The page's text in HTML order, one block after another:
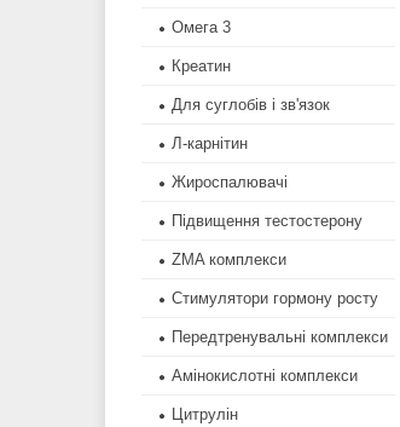
Омега 3
Креатин
Для суглобів і зв'язок
Л-карнітин
Жироспалювачі
Підвищення тестостерону
ZMA комплекси
Стимулятори гормону росту
Передтренувальні комплекси
Амінокислотні комплекси
Цитрулін